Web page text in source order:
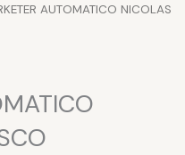
AUTOMATICO NICOLAS